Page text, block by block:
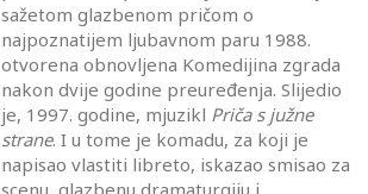
sažetom glazbenom pričom o
najpoznatijem ljubavnom paru 1988.
otvorena obnovljena Komedijina zgrada
nakon dvije godine preuređenja. Slijedio
je, 1997. godine, mjuzikl Priča s južne
strane. I u tome je komadu, za koji je
napisao vlastiti libreto, iskazao smisao za
scenu, glazbenu dramaturgiju i